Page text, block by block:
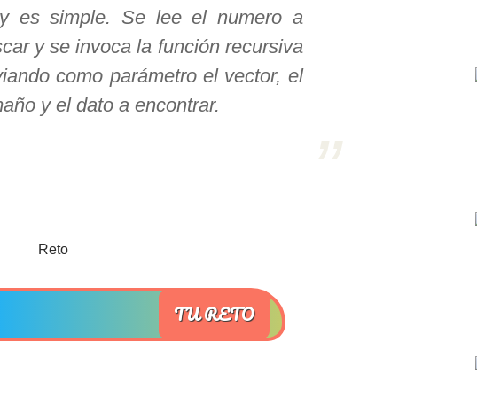
es simple. Se lee el numero a
y se invoca la función recursiva
como parámetro el vector, el
y el dato a encontrar.
TU RETO